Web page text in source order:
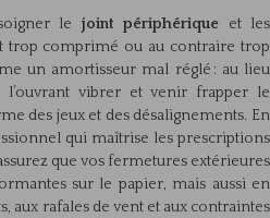
le joint périphérique et les
trop comprimé ou au contraire trop
un amortisseur mal réglé : au lieu
l’ouvrant vibrer et venir frapper le
des jeux et des désalignements. En
qui maîtrise les prescriptions
que vos fermetures extérieures
sur le papier, mais aussi en
aux rafales de vent et aux contraintes